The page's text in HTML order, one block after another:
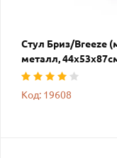
Стул Бриз/Breeze
металл,
Код: 19608